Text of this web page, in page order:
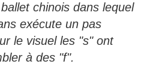
chinois dans lequel
exécute un pas
le visuel les "s" ont
à des "f".